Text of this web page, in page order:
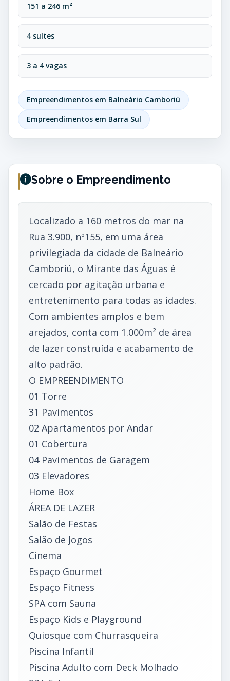
151 a 246 m²
4 suítes
3 a 4 vagas
Empreendimentos em Balneário Camboriú
Empreendimentos em Barra Sul
Sobre o Empreendimento
Localizado a 160 metros do mar na
Rua 3.900, nº155, em uma área
privilegiada da cidade de Balneário
Camboriú, o Mirante das Águas é
cercado por agitação urbana e
entretenimento para todas as idades.
Com ambientes amplos e bem
arejados, conta com 1.000m² de área
de lazer construída e acabamento de
alto padrão.
O EMPREENDIMENTO
01 Torre
31 Pavimentos
02 Apartamentos por Andar
01 Cobertura
04 Pavimentos de Garagem
03 Elevadores
Home Box
ÁREA DE LAZER
Salão de Festas
Salão de Jogos
Cinema
Espaço Gourmet
Espaço Fitness
SPA com Sauna
Espaço Kids e Playground
Quiosque com Churrasqueira
Piscina Infantil
Piscina Adulto com Deck Molhado